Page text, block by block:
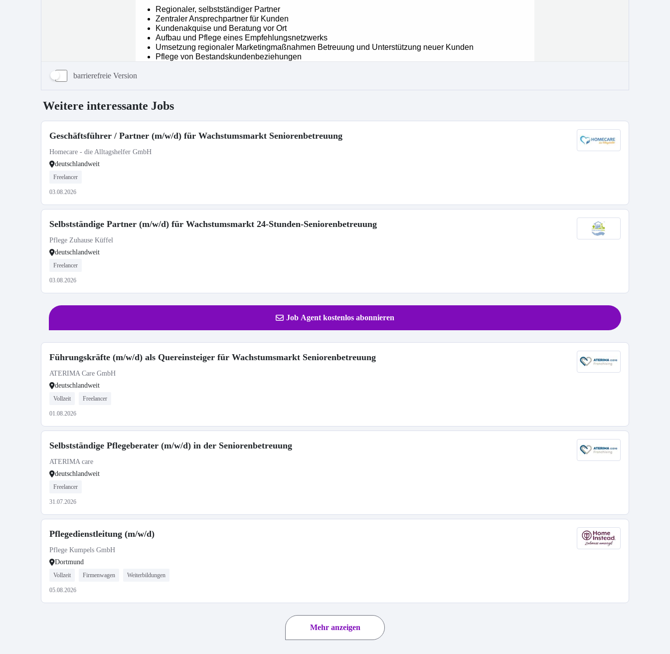
barrierefreie Version
Weitere interessante Jobs
Geschäftsführer / Partner (m/w/d) für Wachstumsmarkt Seniorenbetreuung
Homecare - die Alltagshelfer GmbH
deutschlandweit
Freelancer
03.08.2026
Selbstständige Partner (m/w/d) für Wachstumsmarkt 24-Stunden-Seniorenbetreuung
Pflege Zuhause Küffel
deutschlandweit
Freelancer
03.08.2026
Job Agent kostenlos abonnieren
Führungskräfte (m/w/d) als Quereinsteiger für Wachstumsmarkt Seniorenbetreuung
ATERIMA Care GmbH
deutschlandweit
Vollzeit Freelancer
01.08.2026
Selbstständige Pflegeberater (m/w/d) in der Seniorenbetreuung
ATERIMA care
deutschlandweit
Freelancer
31.07.2026
Pflegedienstleitung (m/w/d)
Pflege Kumpels GmbH
Dortmund
Vollzeit Firmenwagen Weiterbildungen
05.08.2026
Mehr anzeigen